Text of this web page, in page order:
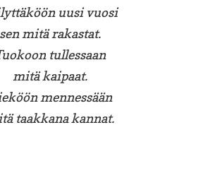
uusi vuosi
sen mitä rakastat.
tullessaan
mitä kaipaat.
mennessään
taakkana kannat.